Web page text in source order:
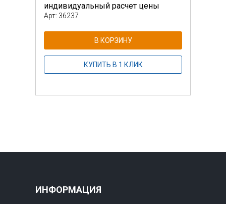
индивидуальный расчет цены
Арт: 36237
В КОРЗИНУ
КУПИТЬ В 1 КЛИК
ИНФОРМАЦИЯ